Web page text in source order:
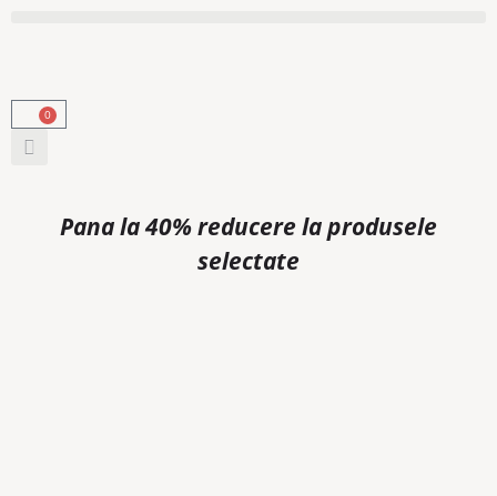
0
Pana la 40% reducere la produsele
selectate